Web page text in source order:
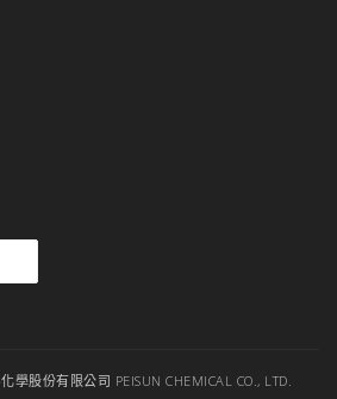
學股份有限公司 PEISUN CHEMICAL CO., LTD.